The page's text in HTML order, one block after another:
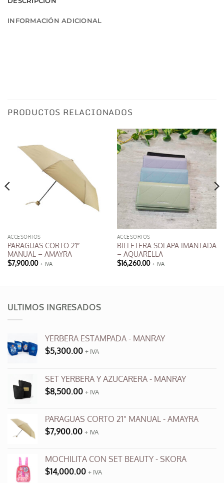
INFORMACIÓN ADICIONAL
PRODUCTOS RELACIONADOS
ACCESORIOS
PARAGUAS CORTO 21″
MANUAL – AMAYRA
$7,900.00 + IVA
múltiples
variantes.
se
pueden
página
producto
ACCESORIOS
BILLETERA SOLAPA IMANTADA
– AQUARELLA
$16,260.00 + IVA
opciones
en
producto
ULTIMOS INGRESADOS
YERBERA ESTAMPADA - MANRAY
$5,300.00 + IVA
SET YERBERA Y AZUCARERA - MANRAY
$8,500.00 + IVA
PARAGUAS CORTO 21" MANUAL - AMAYRA
$7,900.00 + IVA
MOCHILITA CON SET BEAUTY - SKORA
$14,000.00 + IVA